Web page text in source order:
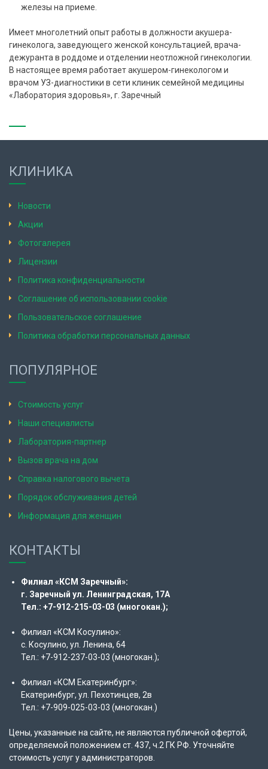
железы на приеме.
Имеет многолетний опыт работы в должности акушера-
гинеколога, заведующего женской консультацией, врача-
дежуранта в роддоме и отделении неотложной гинекологии.
В настоящее время работает акушером-гинекологом и
врачом УЗ-диагностики в сети клиник семейной медицины
«Лаборатория здоровья», г. Заречный
КЛИНИКА
Новости
Акции
Фотогалерея
Лицензии
Политика конфиденциальности
Соглашение об использовании cookie
Пользовательское соглашение
Политика обработки персональных данных
ПОПУЛЯРНОЕ
Стоимость услуг
Наши специалисты
Лаборатория-партнер
Вызов врача на дом
Справка налогового вычета
Порядок обслуживания детей
Информация для женщин
КОНТАКТЫ
Филиал «КСМ Заречный»:
г. Заречный ул. Ленинградская, 17А
Тел.: +7-912-215-03-03 (многокан.);
Филиал «КСМ Косулино»:
с. Косулино, ул. Ленина, 64
Тел.: +7-912-237-03-03 (многокан.);
Филиал «КСМ Екатеринбург»:
Екатеринбург, ул. Пехотинцев, 2в
Тел.: +7-909-025-03-03 (многокан.)
Цены, указанные на сайте, не являются публичной офертой,
определяемой положением ст. 437, ч.2 ГК РФ. Уточняйте
стоимость услуг у администраторов.